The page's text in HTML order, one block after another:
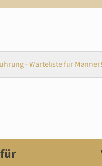
- Warteliste für Männer!